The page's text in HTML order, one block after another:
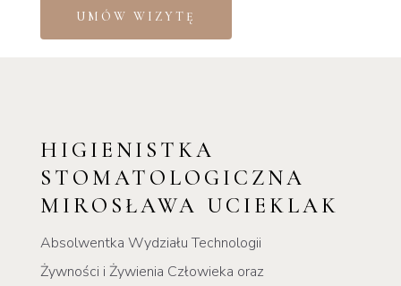
UMÓW WIZYTĘ
HIGIENISTKA
STOMATOLOGICZNA
MIROSŁAWA UCIEKLAK
Absolwentka Wydziału Technologii
Żywności i Żywienia Człowieka oraz